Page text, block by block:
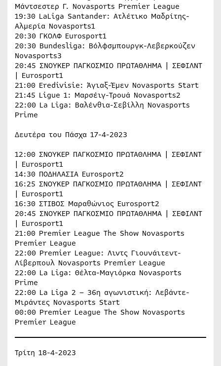
Μάντσεστερ Γ. Novasports Premier League
19:30 LaLiga Santander: Ατλέτικο Μαδρίτης-
Αλμερία Novasports1
20:30 ΓΚΟΛΦ Eurosport1
20:30 Bundesliga: Βόλφσμπουργκ-Λεβερκούζεν
Novasports3
20:45 ΣΝΟΥΚΕΡ ΠΑΓΚOΣΜΙΟ ΠΡΩΤΑΘΛΗΜΑ | ΣΕΦΙΛΝΤ
| Eurosport1
21:00 Eredivisie: Άγιαξ-Έμεν Novasports Start
21:45 Ligue 1: Μαρσέιγ-Τρουά Novasports2
22:00 La Liga: Βαλένθια-Σεβίλλη Novasports
Prime
Δευτέρα του Πάσχα 17-4-2023
12:00 ΣΝΟΥΚΕΡ ΠΑΓΚOΣΜΙΟ ΠΡΩΤΑΘΛΗΜΑ | ΣΕΦΙΛΝΤ
| Eurosport1
14:30 ΠΟΔΗΛΑΣΙΑ Eurosport2
16:25 ΣΝΟΥΚΕΡ ΠΑΓΚOΣΜΙΟ ΠΡΩΤΑΘΛΗΜΑ | ΣΕΦΙΛΝΤ
| Eurosport1
16:30 ΣΤΙΒΟΣ Μαραθώνιος Eurosport2
20:45 ΣΝΟΥΚΕΡ ΠΑΓΚOΣΜΙΟ ΠΡΩΤΑΘΛΗΜΑ | ΣΕΦΙΛΝΤ
| Eurosport1
21:00 Premier League The Show Novasports
Premier League
22:00 Premier League: Λιντς Γιουνάιτεντ-
Λίβερπουλ Novasports Premier League
22:00 La Liga: Θέλτα-Μαγιόρκα Novasports
Prime
22:00 La Liga 2 – 36η αγωνιστική: Λεβάντε-
Μιράντες Novasports Start
00:00 Premier League The Show Novasports
Premier League
Τρίτη 18-4-2023